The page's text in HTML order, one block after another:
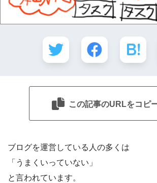
この記事のURLをコピ
ブログを運営している人の多くは
「うまくいっていない」
と言われています。